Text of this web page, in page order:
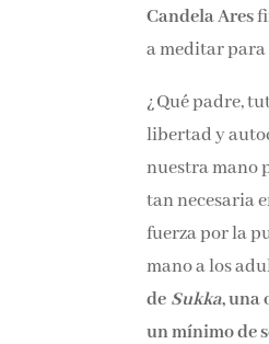
Candela Ares
enseñarlos a
¿Qué padre,
libertad y
nuestra mano
tan necesaria
fuerza por la
mano a los
de Sukka, una
con un mínimo